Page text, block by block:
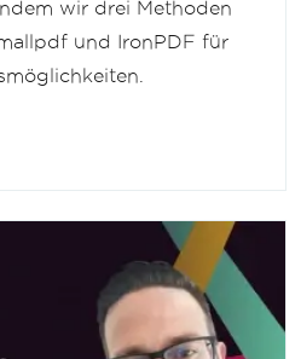
wir drei Methoden
und IronPDF für